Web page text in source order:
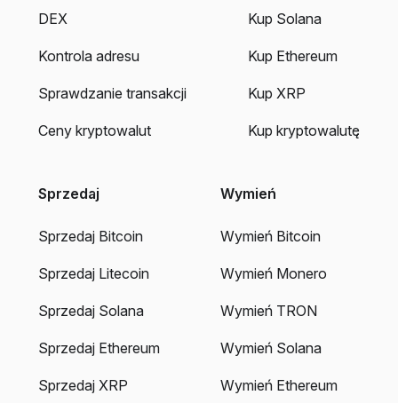
DEX
Kontrola adresu
Sprawdzanie transakcji
Ceny kryptowalut
Kup Solana
Kup Ethereum
Kup XRP
Kup kryptowalutę
Sprzedaj
Sprzedaj Bitcoin
Sprzedaj Litecoin
Sprzedaj Solana
Sprzedaj Ethereum
Sprzedaj XRP
Wymień
Wymień Bitcoin
Wymień Monero
Wymień TRON
Wymień Solana
Wymień Ethereum